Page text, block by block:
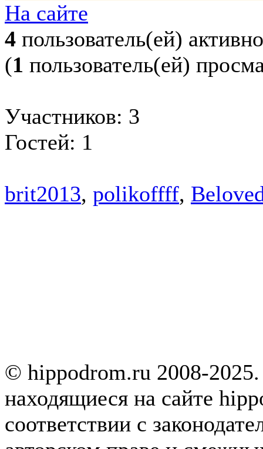
На сайте
4 пользователь(ей) активно
(1 пользователь(ей)
Участников: 3
Гостей: 1
brit2013, polikoffff,
© hippodrom.ru 2008-
находящиеся на сайте
соответствии с